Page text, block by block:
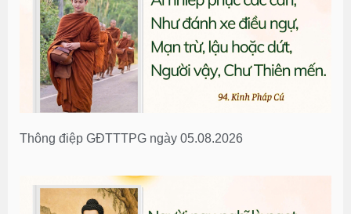
Thông điệp GĐTTTPG ngày 05.08.2026